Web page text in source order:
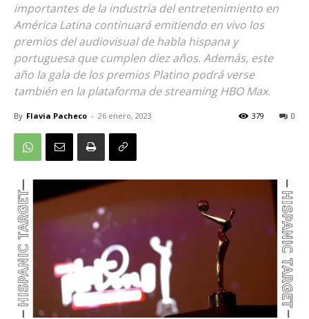
importantes de la industria del entretenimiento en
América Latina continuará emitiendo en vivo los
premios del audiovisual de habla hispana y
portuguesa que cumplen diez años. Además, este
año la gala de los premios Platino podrá verse
también en la plataforma de streaming HBO Max.
By Flavia Pacheco - 26 enero, 2023 0
379